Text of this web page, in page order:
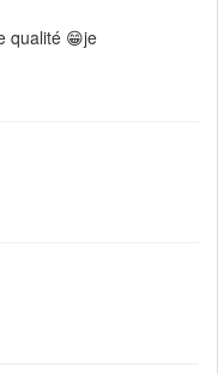
qualité 😁je